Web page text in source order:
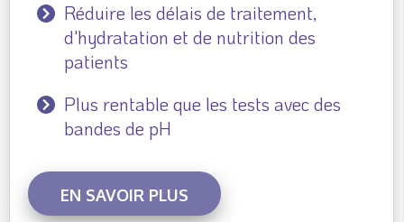
Réduire les délais de traitement,
d'hydratation et de nutrition des
patients
Plus rentable que les tests avec des
bandes de pH
EN SAVOIR PLUS